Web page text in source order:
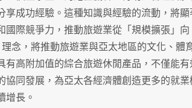
享成功經驗。這種知識與經驗的流動，將
國際競爭力，推動旅遊業從「規模擴張」
念，將推動旅遊業與亞太地區的文化、體
有高附加值的綜合旅遊休閒產品，不僅能
協同發展，為亞太各經濟體創造更多的就
增長。